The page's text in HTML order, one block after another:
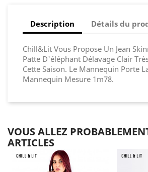
Description Détails du
Chill&Lit Vous Propose Un Jean
Patte D'éléphant Délavage Clair
Cette Saison. Le Mannequin Porte
Mannequin Mesure 1m78.
VOUS ALLEZ
ARTICLES